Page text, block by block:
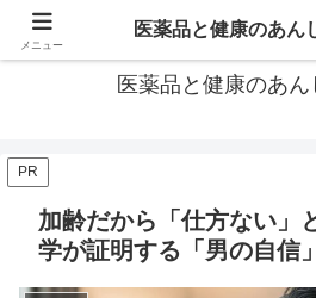
あなたの医薬品選び、後悔しないため
医薬品と健康のあ
PR
加齢だから「仕方ない」
学が証明する「男の自信
メニュー
医薬品と健康のあん